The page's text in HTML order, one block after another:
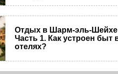
Отдых в Шарм-эль-
Часть 1. Как устроен быт
отелях?